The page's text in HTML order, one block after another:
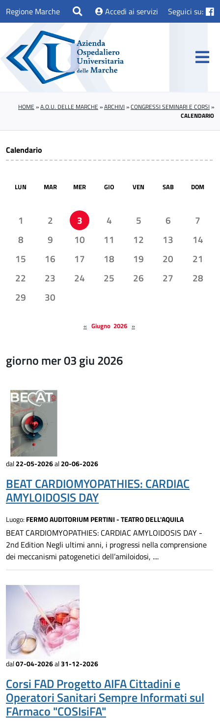
Regione Marche Accedi ai servizi Seguici su:
HOME »A.O.U. DELLE MARCHE »ARCHIVI »CONGRESSI SEMINARI E CORSI »
CALENDARIO
Calendario
LUN MAR MER GIO VEN SAB DOM
1 2 3 4 5 6
7
8
9 10 11 12 13
14
15
16 17 18 19 20
21
22
23 24 25 26 27
28
29
30
« Giugno 2026 »
giorno mer 03 giu 2026
dal22-05-2026al20-06-2026
BEAT CARDIOMYOPATHIES: CARDIAC
AMYLOIDOSIS DAY
Luogo: FERMO AUDITORIUM PERTINI - TEATRO DELL'AQUILA
BEAT CARDIOMYOPATHIES: CARDIAC AMYLOIDOSIS DAY -
2nd Edition Negli ultimi anni, i progressi nella comprensione
dei meccanismi patogenetici dell’amiloidosi, ....
dal07-04-2026al31-12-2026
Corsi FAD Progetto AIFA Cittadini e
Operatori Sanitari Sempre Informati sul
FArmaco "COSIsiFA"